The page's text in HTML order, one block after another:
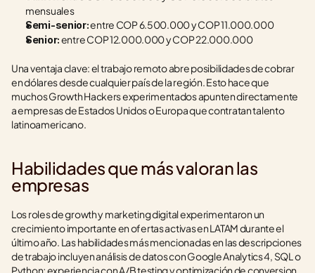
mensuales
Semi-senior: entre COP 6.500.000 y COP 11.000.000
Senior: entre COP 12.000.000 y COP 22.000.000
Una ventaja clave: el trabajo remoto abre posibilidades de cobrar
en dólares desde cualquier país de la región. Esto hace que
muchos Growth Hackers experimentados apunten directamente
a empresas de Estados Unidos o Europa que contratan talento
latinoamericano.
Habilidades que más valoran las
empresas
Los roles de growth y marketing digital experimentaron un
crecimiento importante en ofertas activas en LATAM durante el
último año. Las habilidades más mencionadas en las descripciones
de trabajo incluyen análisis de datos con Google Analytics 4, SQL o
Python; experiencia con A/B testing y optimización de conversion